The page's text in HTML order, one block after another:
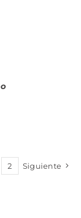
2 Siguiente